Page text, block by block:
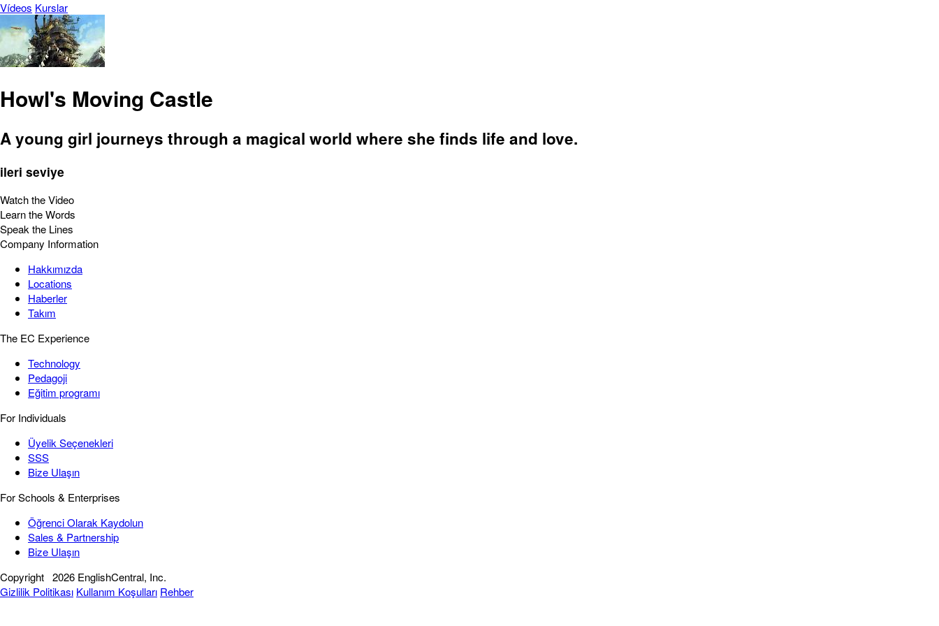
Vídeos Kurslar
Howl's Moving Castle
A young girl journeys through a magical world where she finds life and love.
ileri seviye
Watch the Video
Learn the Words
Speak the Lines
Company Information
Hakkımızda
Locations
Haberler
Takım
The EC Experience
Technology
Pedagoji
Eğitim programı
For Individuals
Üyelik Seçenekleri
SSS
Bize Ulaşın
For Schools & Enterprises
Öğrenci Olarak Kaydolun
Sales & Partnership
Bize Ulaşın
Copyright 2026 EnglishCentral, Inc.
Gizlilik Politikası Kullanım Koşulları Rehber